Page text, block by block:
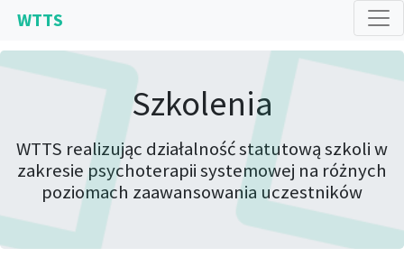
WTTS
Szkolenia
WTTS realizując działalność statutową szkoli w
zakresie psychoterapii systemowej na różnych
poziomach zaawansowania uczestników